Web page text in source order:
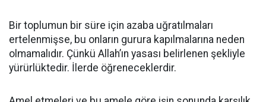
Bir toplumun bir süre için azaba uğratılmaları
ertelenmişse, bu onların gurura kapılmalarına neden
olmamalıdır. Çünkü Allah’ın yasası belirlenen şekliyle
yürürlüktedir. İlerde öğreneceklerdir.